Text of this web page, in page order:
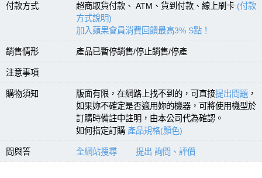
付款方式 超商取貨付款、 ATM、貨到付款、線上刷卡 (付款
方式說明)
加入蘋果會員消費回饋最高3% S點！
銷售情形 產品已暫停銷售/停止銷售/停產
注意事項
購物須知 版面有限，在網路上找不到的，可直接提出問題 ，
如果妳不確定是否適用妳的機器，可將使用機型於
訂購時備註中註明，由本公司代為確認。
如何指定訂購 產品規格(顏色)
問與答 全網站搜尋 提出 詢問、評價